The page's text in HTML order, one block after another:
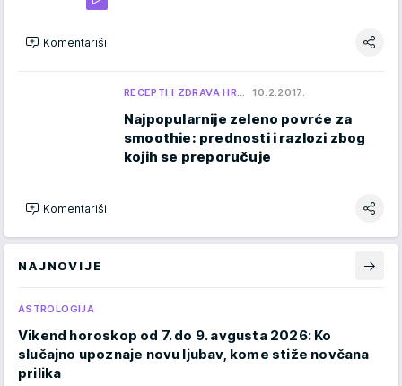
Komentariši
RECEPTI I ZDRAVA HR… 10.2.2017.
Najpopularnije zeleno povrće za
smoothie: prednosti i razlozi zbog
kojih se preporučuje
Komentariši
NAJNOVIJE
ASTROLOGIJA
Vikend horoskop od 7. do 9. avgusta 2026: Ko
slučajno upoznaje novu ljubav, kome stiže novčana
prilika